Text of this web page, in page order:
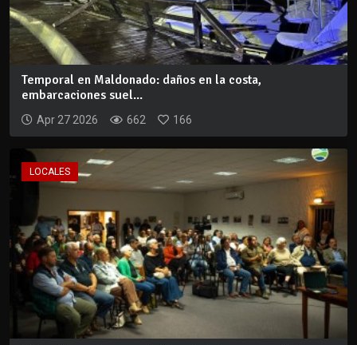
Temporal en Maldonado: daños en la costa,
embarcaciones suel...
Apr 27 2026 662 166
LOCALES